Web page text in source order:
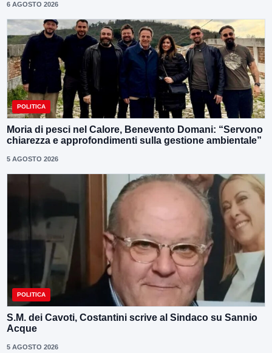
6 AGOSTO 2026
POLITICA
Moria di pesci nel Calore, Benevento Domani: “Servono
chiarezza e approfondimenti sulla gestione ambientale”
5 AGOSTO 2026
POLITICA
S.M. dei Cavoti, Costantini scrive al Sindaco su Sannio
Acque
5 AGOSTO 2026